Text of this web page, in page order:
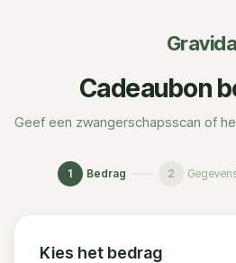
Gravida
Cadeaubon
Geef een zwangerschapsscan of
1 Bedrag 2
Kies het bedrag